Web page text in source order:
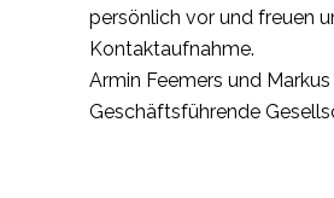
persönlich vor und freuen
Kontaktaufnahme.
Armin Feemers und
Geschäftsführende